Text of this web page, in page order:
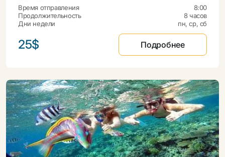
Время отправления
8:00
Продолжительность
8 часов
Дни недели
пн, ср, сб
25$ Подробнее